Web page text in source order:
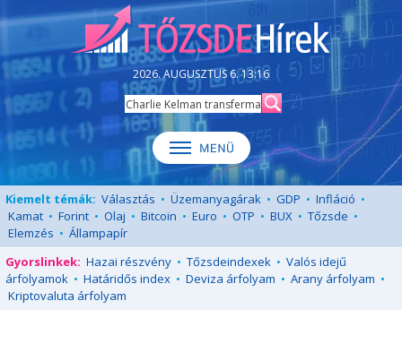
2026. AUGUSZTUS 6. 13:16
Kiemelt témák: Választás • Üzemanyagárak • GDP • Infláció •
Kamat • Forint • Olaj • Bitcoin • Euro • OTP • BUX • Tőzsde •
Elemzés • Állampapír
Gyorslinkek: Hazai részvény • Tőzsdeindexek • Valós idejű
árfolyamok • Határidős index • Deviza árfolyam • Arany árfolyam •
Kriptovaluta árfolyam